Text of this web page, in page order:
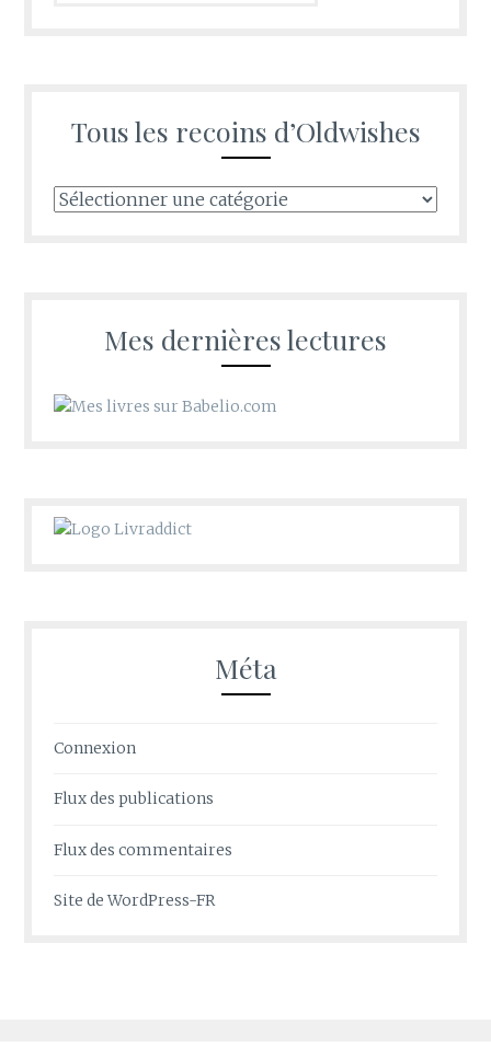
Tous les recoins d’Oldwishes
Tous
Mes dernières lectures
Méta
Connexion
Flux des publications
Flux des commentaires
Site de WordPress-FR